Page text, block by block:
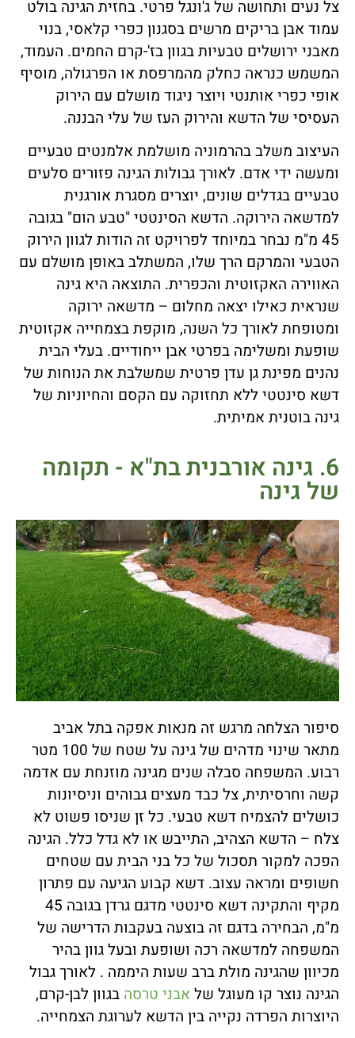
צל נעים ותחושה של ג'ונגל פרטי. בחזית הגינה בולט
עמוד אבן בריקים מרשים בסגנון כפרי קלאסי, בנוי
מאבני ירושלים טבעיות בגוון בז'-קרם החמים. העמוד,
המשמש כנראה כחלק מהמרפסת או הפרגולה, מוסיף
אופי כפרי אותנטי ויוצר ניגוד מושלם עם הירוק
העסיסי של הדשא והירוק העז של עלי הבננה.
העיצוב משלב בהרמוניה מושלמת אלמנטים טבעיים
ומעשה ידי אדם. לאורך גבולות הגינה פזורים סלעים
טבעיים בגדלים שונים, יוצרים מסגרת אורגנית
למדשאה הירוקה. הדשא הסינטטי "טבע הום" בגובה
45 מ"מ נבחר במיוחד לפרויקט זה הודות לגוון הירוק
הטבעי והמרקם הרך שלו, המשתלב באופן מושלם עם
האווירה האקזוטית והכפרית. התוצאה היא גינה
שנראית כאילו יצאה מחלום – מדשאה ירוקה
ומטופחת לאורך כל השנה, מוקפת בצמחייה אקזוטית
שופעת ומשלימה בפרטי אבן ייחודיים. בעלי הבית
נהנים מפינת גן עדן פרטית שמשלבת את הנוחות של
דשא סינטטי ללא תחזוקה עם הקסם והחיוניות של
גינה בוטנית אמיתית.
6. גינה אורבנית בת"א - תקומה
של גינה
סיפור הצלחה מרגש זה מנאות אפקה בתל אביב
מתאר שינוי מדהים של גינה על שטח של 100 מטר
רבוע. המשפחה סבלה שנים מגינה מוזנחת עם אדמה
קשה וחרסיתית, צל כבד מעצים גבוהים וניסיונות
כושלים להצמיח דשא טבעי. כל זן שניסו פשוט לא
צלח – הדשא הצהיב, התייבש או לא גדל כלל. הגינה
הפכה למקור תסכול של כל בני הבית עם שטחים
חשופים ומראה עצוב. דשא קבוע הגיעה עם פתרון
מקיף והתקינה דשא סינטטי מדגם גרדן בגובה 45
מ"מ, הבחירה בדגם זה בוצעה בעקבות הדרישה של
המשפחה למדשאה רכה ושופעת ובעל גוון בהיר
מכיוון שהגינה מולת ברב שעות היממה . לאורך גבול
הגינה נוצר קו מעוגל של אבני טרסה בגוון לבן-קרם,
היוצרות הפרדה נקייה בין הדשא לערוגת הצמחייה.